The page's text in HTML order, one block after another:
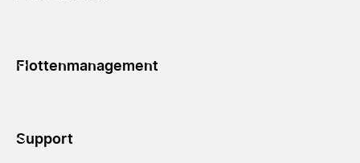
Flottenmanagement
Support